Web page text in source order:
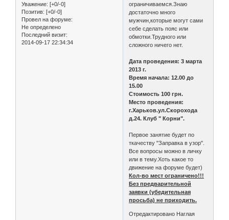
Уважение: [+0/-0]
Позитив: [+0/-0]
Провел на форуме:
Не определено
Последний визит:
2014-09-17 22:34:34
ограничиваемся.Знаю
достаточно много
мужчин,которые могут сами
себе сделать пояс или
обмотки.Трудного или
сложного ничего нет.
Дата проведения: 3 марта
2013 г.
Время начала: 12.00 до
15.00
Стоимость 100 грн.
Место проведения:
г.Харьков.ул.Скорохода
д.24. Клуб " Корни".
Первое занятие будет по
ткачеству "Заправка в узор".
Все вопросы можно в личку
или в тему.Хоть какое то
движение на форуме будет)
Кол-во мест ограничено!!!
Без предварительной
заявки (убедительная
просьба) не приходить.
Отредактировано Наглая